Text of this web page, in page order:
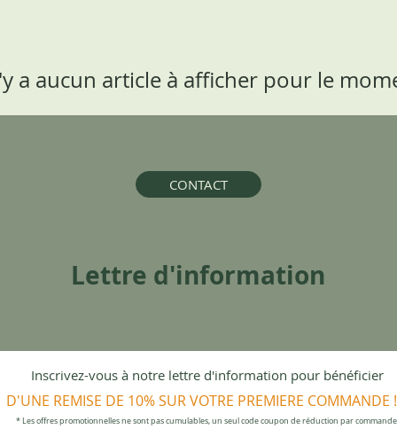
a aucun article à afficher pour le
CONTACT
Lettre d'information
Inscrivez-vous à notre lettre d'information pour bénéficier
D'UNE REMISE DE 10% SUR VOTRE PREMIERE COMMANDE !
* Les offres promotionnelles ne sont pas cumulables, un seul code coupon de réduction par